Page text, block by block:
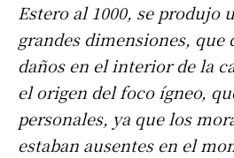
Estero al 1000, se produjo
grandes dimensiones, que
daños en el interior de la
el origen del foco ígneo,
personales, ya que los
estaban ausentes en el